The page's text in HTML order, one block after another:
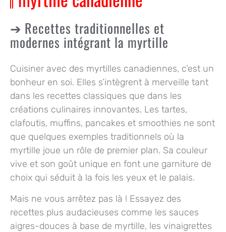
Recettes traditionnelles et
modernes intégrant la myrtille
Cuisiner avec des myrtilles canadiennes, c’est un
bonheur en soi. Elles s’intègrent à merveille tant
dans les recettes classiques que dans les
créations culinaires innovantes. Les tartes,
clafoutis, muffins, pancakes et smoothies ne sont
que quelques exemples traditionnels où la
myrtille joue un rôle de premier plan. Sa couleur
vive et son goût unique en font une garniture de
choix qui séduit à la fois les yeux et le palais.
Mais ne vous arrêtez pas là ! Essayez des
recettes plus audacieuses comme les sauces
aigres-douces à base de myrtille, les vinaigrettes